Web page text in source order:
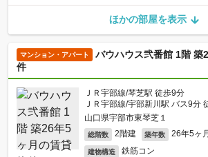
ほかの部屋を表示
マンション・アパート
バウハウス弐番館 1階 築
件
ＪＲ宇部線/琴芝駅 徒歩9分
ＪＲ宇部線/宇部新川駅 バス9分
山口県宇部市東琴芝１
総階数 2階建 築年数 26年5ヶ月
建物構造 鉄筋コン